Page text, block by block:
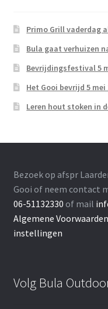
Primo Grill vaderdag
Bula gaat verhuizen
Bevrijdingsfestival 5
Het Gooi bevrijd 5 mei
Leren hout stoken in
Bezoek op afspr
Gooi of neem contact
06-51132330 of mail
Algemene Voorwaarden
instellingen
Volg Bula